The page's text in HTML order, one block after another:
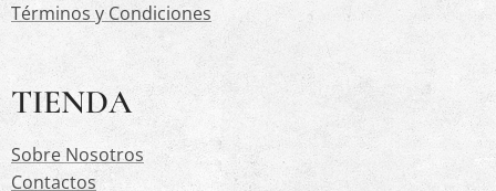
Términos y Condiciones
TIENDA
Sobre Nosotros
Contactos